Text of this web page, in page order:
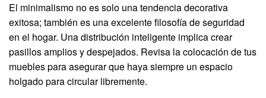
El minimalismo no es solo una tendencia decorativa
exitosa; también es una excelente filosofía de seguridad
en el hogar. Una distribución inteligente implica crear
pasillos amplios y despejados. Revisa la colocación de tus
muebles para asegurar que haya siempre un espacio
holgado para circular libremente.